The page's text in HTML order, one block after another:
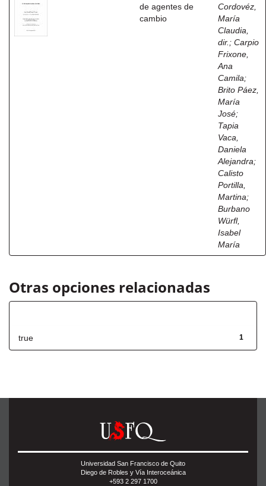
de agentes de
cambio
Cordovéz,
María
Claudia,
dir. ; Carpio
Frixone,
Ana
Camila;
Brito Páez,
María
José;
Tapia
Vaca,
Daniela
Alejandra;
Calisto
Portilla,
Martina;
Burbano
Würfl,
Isabel
María
Otras opciones relacionadas
1
true
Universidad San Francisco de Quito
Diego de Robles y Vía Interoceánica
+593 2 297 1700